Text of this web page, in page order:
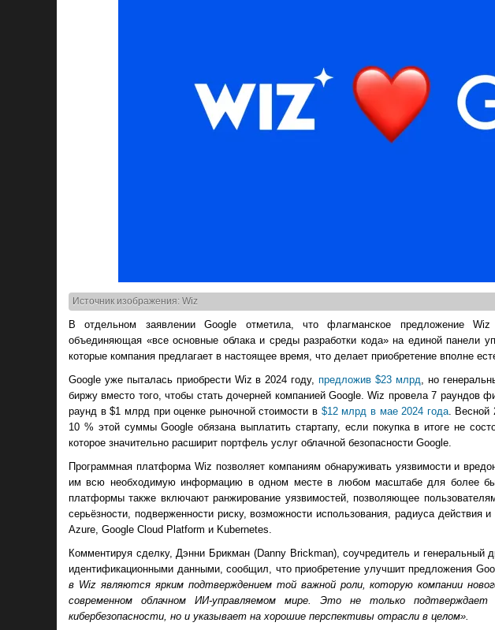
Источник изображения: Wiz
В отдельном заявлении Google отметила, что флагманское предложение
объединяющая «все основные облака и среды разработки кода» на единой панели
которые компания предлагает в настоящее время, что делает приобретение вполне
Google уже пыталась приобрести Wiz в 2024 году,предложив $23 млрд, но
биржу вместо того, чтобы стать дочерней компанией Google. Wiz провела 7 раундов
раунд в $1 млрд при оценке рыночной стоимости в $12 млрд в мае 2024 года. Весной
10 % этой суммы Google обязана выплатить стартапу, если покупка в итоге не
которое значительно расширит портфель услуг облачной безопасности Google.
Программная платформа Wiz позволяет компаниям обнаруживать уязвимости и
им всю необходимую информацию в одном месте в любом масштабе для более
платформы также включают ранжирование уязвимостей, позволяющее
серьёзности, подверженности риску, возможности использования, радиуса
Azure, Google Cloud Platform и Kubernetes.
Комментируя сделку, Дэнни Брикман (Danny Brickman), соучредитель и
идентификационными данными, сообщил, что приобретение улучшит предложения
в Wiz являются ярким подтверждением той важной роли, которую компании
современном облачном ИИ-управляемом мире. Это не только
кибербезопасности, но и указывает на хорошие перспективы отрасли в целом».